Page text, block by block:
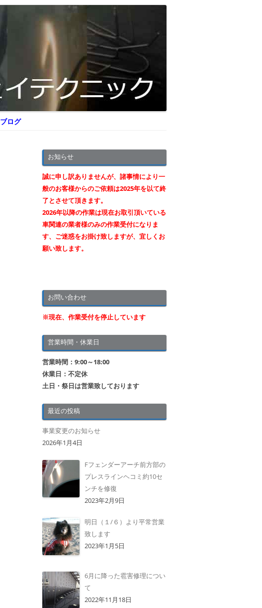
ブログ
お知らせ
誠に申し訳ありませんが、諸事情により一
般のお客様からのご依頼は2025年を以て終
了とさせて頂きます。
2026年以降の作業は現在お取引頂いている
車関連の業者様のみの作業受付になりま
す、ご迷惑をお掛け致しますが、宜しくお
願い致します。
お問い合わせ
※現在、作業受付を停止しています
営業時間・休業日
営業時間：9:00～18:00
休業日：不定休
土日・祭日は営業致しております
最近の投稿
事業変更のお知らせ
2026年1月4日
Fフェンダーアーチ前方部の
プレスラインヘコミ約10セ
ンチを修復
2023年2月9日
明日（１/６）より平常営業
致します
2023年1月5日
6月に降った雹害修理につい
て
2022年11月18日